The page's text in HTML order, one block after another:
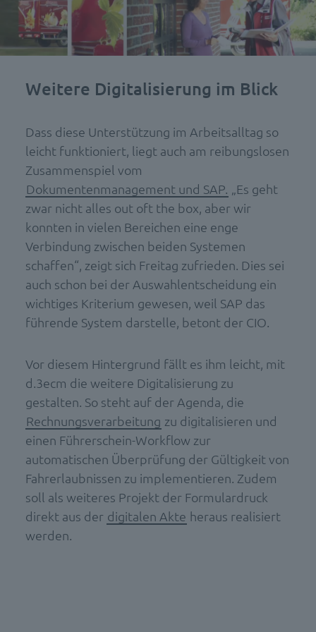
Weitere Digitalisierung im Blick
Dass diese Unterstützung im Arbeitsalltag so
leicht funktioniert, liegt auch am reibungslosen
Zusammenspiel vom
Dokumentenmanagement und SAP. „Es geht
zwar nicht alles out oft the box, aber wir
konnten in vielen Bereichen eine enge
Verbindung zwischen beiden Systemen
schaffen“, zeigt sich Freitag zufrieden. Dies sei
auch schon bei der Auswahlentscheidung ein
wichtiges Kriterium gewesen, weil SAP das
führende System darstelle, betont der CIO.
Vor diesem Hintergrund fällt es ihm leicht, mit
d.3ecm die weitere Digitalisierung zu
gestalten. So steht auf der Agenda, die
Rechnungsverarbeitung zu digitalisieren und
einen Führerschein-Workflow zur
automatischen Überprüfung der Gültigkeit von
Fahrerlaubnissen zu implementieren. Zudem
soll als weiteres Projekt der Formulardruck
direkt aus der digitalen Akte heraus realisiert
werden.